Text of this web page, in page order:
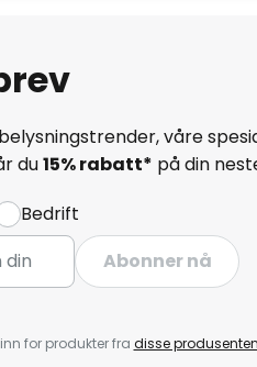
våre
du15% rabatt* på din
Bedrift
Abonner nå
for produkter fra disse